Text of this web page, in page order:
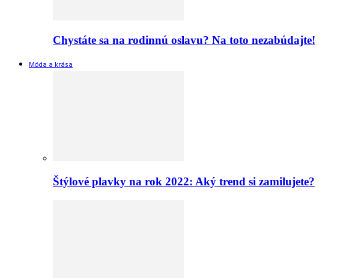
Chystáte sa na rodinnú oslavu? Na toto nezabúdajte!
Móda a krása
Štýlové plavky na rok 2022: Aký trend si zamilujete?